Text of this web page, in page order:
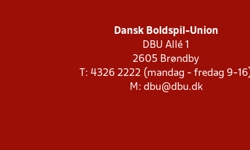
Dansk Boldspil-Union
DBU Allé 1
2605 Brøndby
T: 4326 2222 (mandag - fredag 9-
M: dbu@dbu.dk